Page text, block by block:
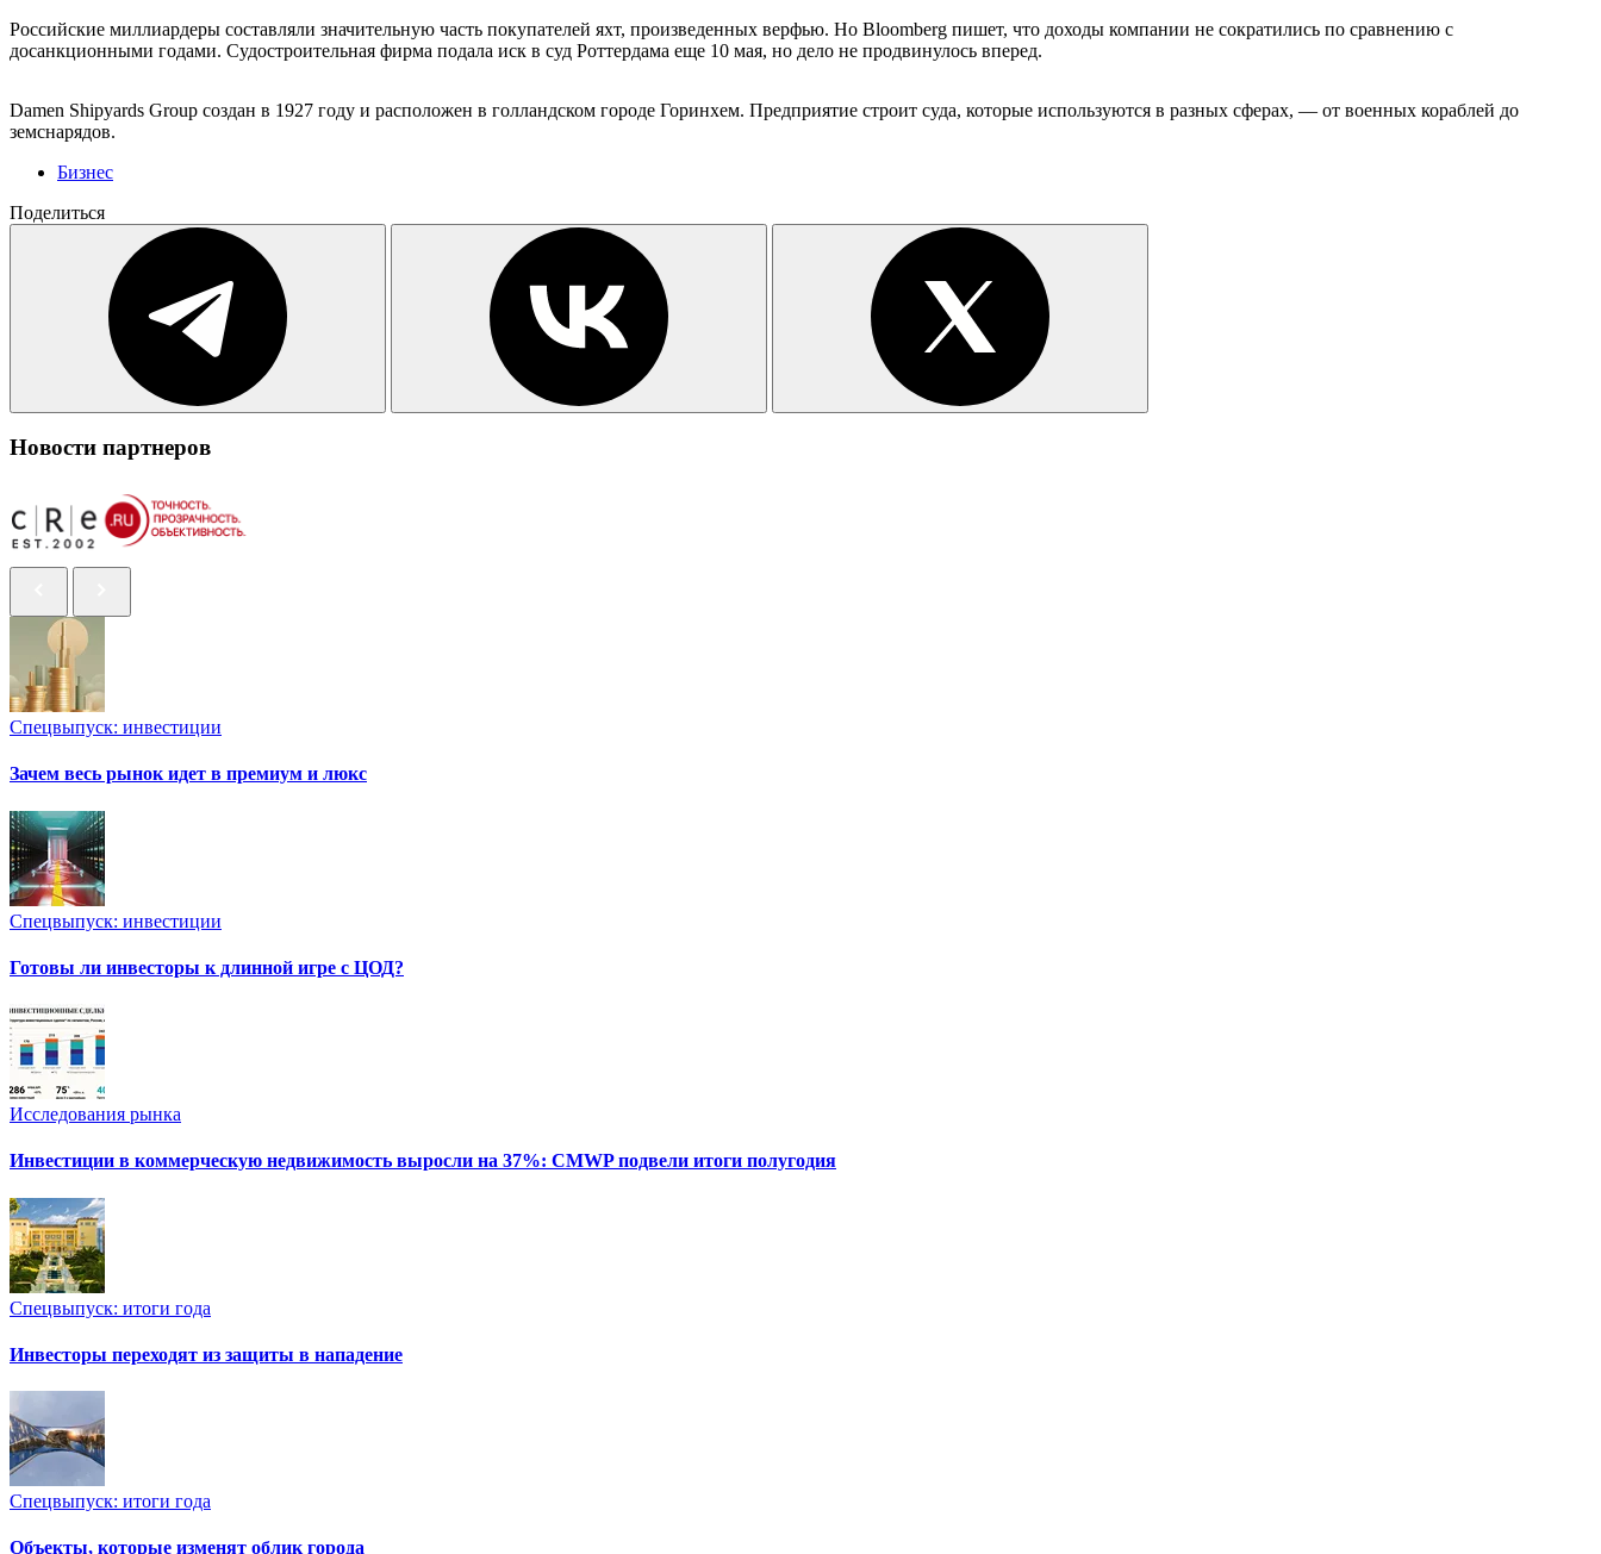
Российские миллиардеры составляли значительную часть покупателей яхт, произведенных верфью. Но Bloomberg пишет, что доходы компании не сократились по сравнению с
досанкционными годами. Судостроительная фирма подала иск в суд Роттердама еще 10 мая, но дело не продвинулось вперед.
Damen Shipyards Group создан в 1927 году и расположен в голландском городе Горинхем. Предприятие строит суда, которые используются в разных сферах, — от военных кораблей до
земснарядов.
Бизнес
Поделиться
Новости партнеров
Спецвыпуск: инвестиции
Зачем весь рынок идет в премиум и люкс
Спецвыпуск: инвестиции
Готовы ли инвесторы к длинной игре с ЦОД?
Исследования рынка
Инвестиции в коммерческую недвижимость выросли на 37%: CMWP подвели итоги полугодия
Спецвыпуск: итоги года
Инвесторы переходят из защиты в нападение
Спецвыпуск: итоги года
Объекты, которые изменят облик города